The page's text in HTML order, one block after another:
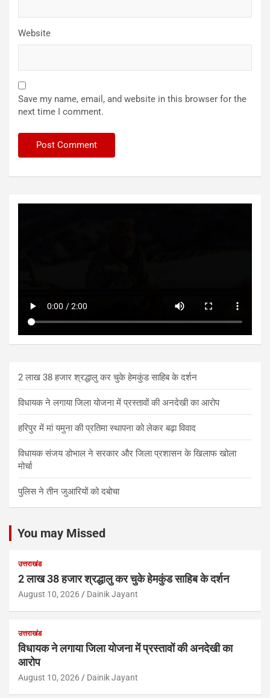
Website
Save my name, email, and website in this browser for the
next time I comment.
2 लाख 38 हजार श्रद्धालु कर चुके हेमकुंड साहिब के दर्शन
विधायक ने लगाया जिला योजना में प्रस्तावों की अनदेखी का आरोप
हरिपुर में मां यमुना की प्रतिमा स्थापना को लेकर बढ़ा विवाद
विधायक संजय डोभाल ने सरकार और जिला प्रशासन के खिलाफ खोला
मोर्चा
पुलिस ने तीन जुआरियों को दबोचा
You may Missed
उत्तराखंड
2 लाख 38 हजार श्रद्धालु कर चुके हेमकुंड साहिब के दर्शन
August 10, 2026 Dainik Jayant
उत्तराखंड
विधायक ने लगाया जिला योजना में प्रस्तावों की अनदेखी का
आरोप
August 10, 2026 Dainik Jayant